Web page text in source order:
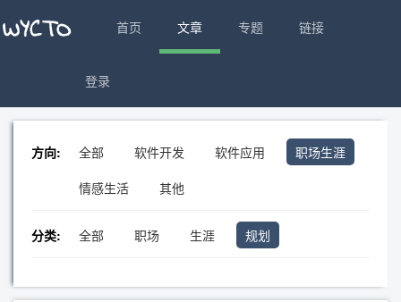
首页 文章 专题 链接
登录
方向: 全部 软件开发 软件应用
职场生涯
情感生活
其他
分类: 全部 职场 生涯 规划